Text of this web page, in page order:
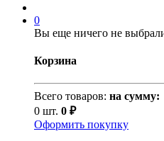
0
Вы еще ничего не
Корзина
Всего товаров: на сумму:
0 шт. 0 ₽
Оформить покупку